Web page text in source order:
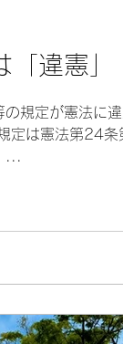
「違憲
の規定が憲法
定は憲法第24
...